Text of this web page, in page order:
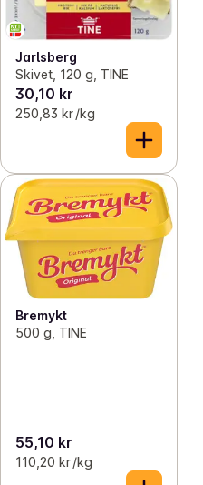
Jarlsberg
Skivet, 120 g, TINE
30,10 kr
250,83 kr /kg
Bremykt
500 g, TINE
55,10 kr
110,20 kr /kg